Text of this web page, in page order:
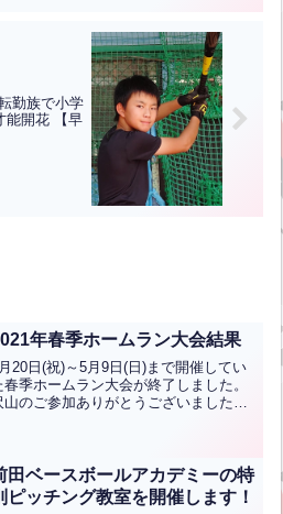
勤族で小学
能開花 【早
年春季ホームラン大会結果
20日(祝)～5月9日(日)まで開催してい
春季ホームラン大会が終了しました。
山のご参加ありがとうございました！
勝は50...全文はクリック
田ベースボールアカデミーの特
ピッチング教室を開催します！